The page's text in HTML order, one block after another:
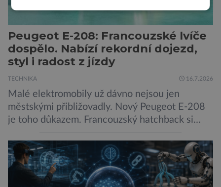
Peugeot E-208: Francouzské lvíče
dospělo. Nabízí rekordní dojezd,
styl i radost z jízdy
TECHNIKA 16.7.2026
Malé elektromobily už dávno nejsou jen
městskými přibližovadly. Nový Peugeot E-208
je toho důkazem. Francouzský hatchback si
dojezd a modernější technologie, ale hlavně
ukazuje, že i kompaktní elektromobil může být
autem, se kterým bez obav vyrazíte za hranice
města Peugeot se u modelu 208 trefil do